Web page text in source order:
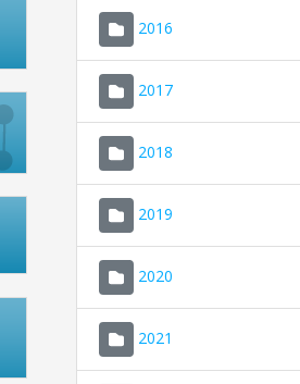
2016
2017
2018
2019
2020
2021